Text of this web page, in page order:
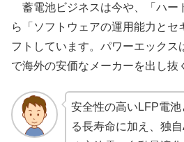
蓄電池ビジネスは今や、「ハー
ら「ソフトウェアの運用能力とセ
フトしています。パワーエックス
で海外の安価なメーカーを出し抜
安全性の高いLFP電
る長寿命に加え、独